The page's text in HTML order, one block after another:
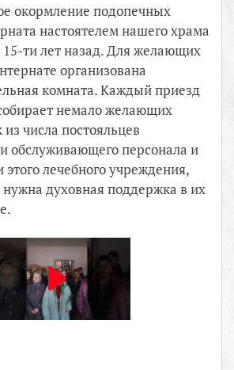
окормление подопечных
настоятелем нашего храма
15-ти лет назад. Для желающих
организована
комната. Каждый приезд
немало желающих
числа постояльцев
обслуживающего персонала и
лечебного учреждения,
духовная поддержка в их